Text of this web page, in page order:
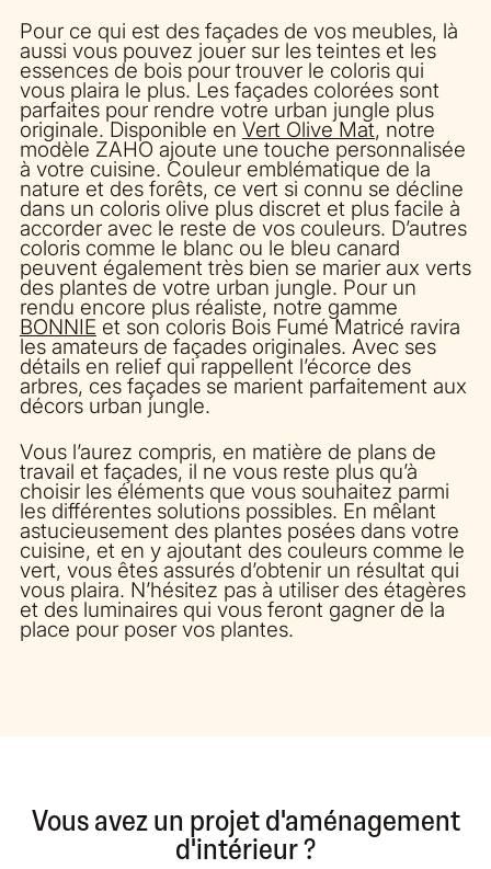
Pour ce qui est des façades de vos meubles, là
aussi vous pouvez jouer sur les teintes et les
essences de bois pour trouver le coloris qui
vous plaira le plus. Les façades colorées sont
parfaites pour rendre votre urban jungle plus
originale. Disponible en Vert Olive Mat, notre
modèle ZAHO ajoute une touche personnalisée
à votre cuisine. Couleur emblématique de la
nature et des forêts, ce vert si connu se décline
dans un coloris olive plus discret et plus facile à
accorder avec le reste de vos couleurs. D’autres
coloris comme le blanc ou le bleu canard
peuvent également très bien se marier aux verts
des plantes de votre urban jungle. Pour un
rendu encore plus réaliste, notre gamme
BONNIE et son coloris Bois Fumé Matricé ravira
les amateurs de façades originales. Avec ses
détails en relief qui rappellent l’écorce des
arbres, ces façades se marient parfaitement aux
décors urban jungle.
Vous l’aurez compris, en matière de plans de
travail et façades, il ne vous reste plus qu’à
choisir les éléments que vous souhaitez parmi
les différentes solutions possibles. En mêlant
astucieusement des plantes posées dans votre
cuisine, et en y ajoutant des couleurs comme le
vert, vous êtes assurés d’obtenir un résultat qui
vous plaira. N’hésitez pas à utiliser des étagères
et des luminaires qui vous feront gagner de la
place pour poser vos plantes.
Vous avez un projet d'aménagement
d'intérieur ?